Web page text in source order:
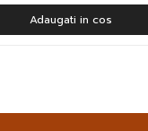
Adaugati in cos